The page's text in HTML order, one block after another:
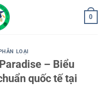
0
LOẠI
– Biểu
quốc tế tại